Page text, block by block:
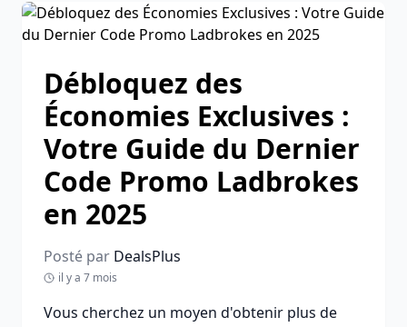
Débloquez des
Économies Exclusives :
Votre Guide du Dernier
Code Promo Ladbrokes
en 2025
Posté par DealsPlus
il y a 7 mois
Vous cherchez un moyen d'obtenir plus de